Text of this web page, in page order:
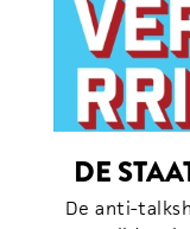
DE
De anti-